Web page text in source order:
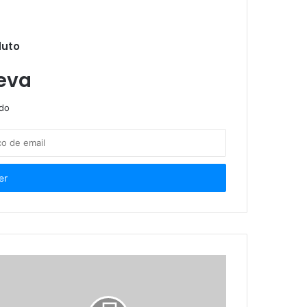
com TEA
de esteticistas